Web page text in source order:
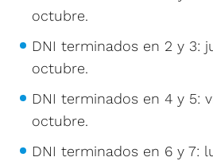
octubre.
DNI terminados en 2 y 3:
octubre.
DNI terminados en 4 y 5:
octubre.
DNI terminados en 6 y 7: